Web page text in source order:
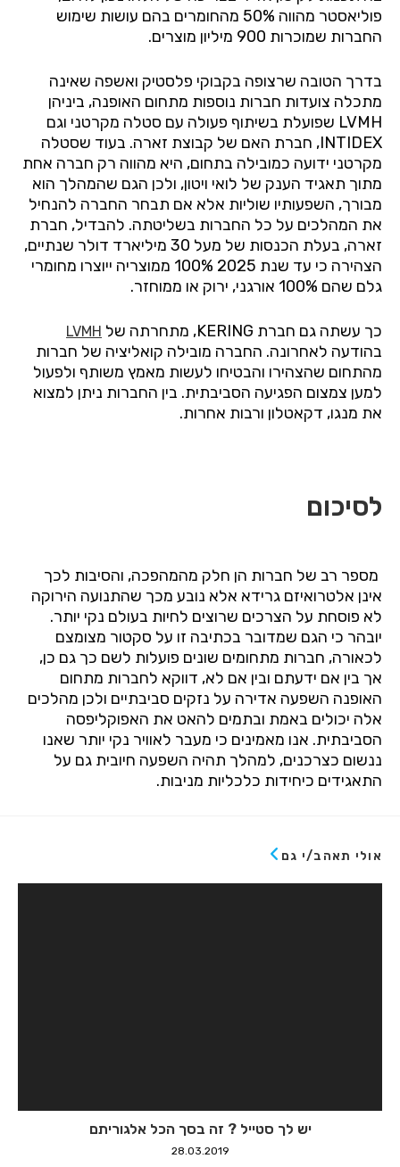
פוליאסטר מהווה 50% מהחומרים בהם עושות שימוש
החברות שמוכרות 900 מיליון מוצרים.
בדרך הטובה שרצופה בקבוקי פלסטיק ואשפה שאינה
מתכלה צועדות חברות נוספות מתחום האופנה, ביניהן
LVMH שפועלת בשיתוף פעולה עם סטלה מקרטני וגם
INTIDEX, חברת האם של קבוצת זארה. בעוד שסטלה
מקרטני ידועה כמובילה בתחום, היא מהווה רק חברה אחת
מתוך תאגיד הענק של לואי ויטון, ולכן הגם שהמהלך הוא
מבורך, השפעותיו שוליות אלא אם תבחר החברה להנחיל
את המהלכים על כל החברות בשליטתה. להבדיל, חברת
זארה, בעלת הכנסות של מעל 30 מיליארד דולר שנתיים,
הצהירה כי עד שנת 2025 100% ממוצריה ייוצרו מחומרי
גלם שהם 100% אורגני, ירוק או ממוחזר.
כך עשתה גם חברת KERING, מתחרתה של LVMH
בהודעה לאחרונה. החברה מובילה קואליציה של חברות
מהתחום שהצהירו והבטיחו לעשות מאמץ משותף ולפעול
למען צמצום הפגיעה הסביבתית. בין החברות ניתן למצוא
את מנגו, דקאטלון ורבות אחרות.
לסיכום
מספר רב של חברות הן חלק מהמהפכה, והסיבות לכך
אינן אלטרואיזם גרידא אלא נובע מכך שהתנועה הירוקה
לא פוסחת על הצרכים שרוצים לחיות בעולם נקי יותר.
יובהר כי הגם שמדובר בכתיבה זו על סקטור מצומצם
לכאורה, חברות מתחומים שונים פועלות לשם כך גם כן,
אך בין אם ידעתם ובין אם לא, דווקא לחברות מתחום
האופנה השפעה אדירה על נזקים סביבתיים ולכן מהלכים
אלה יכולים באמת ובתמים להאט את האפוקליפסה
הסביבתית. אנו מאמינים כי מעבר לאוויר נקי יותר שאנו
ננשום כצרכנים, למהלך תהיה השפעה חיובית גם על
התאגידים כיחידות כלכליות מניבות.
אולי תאהב/י גם